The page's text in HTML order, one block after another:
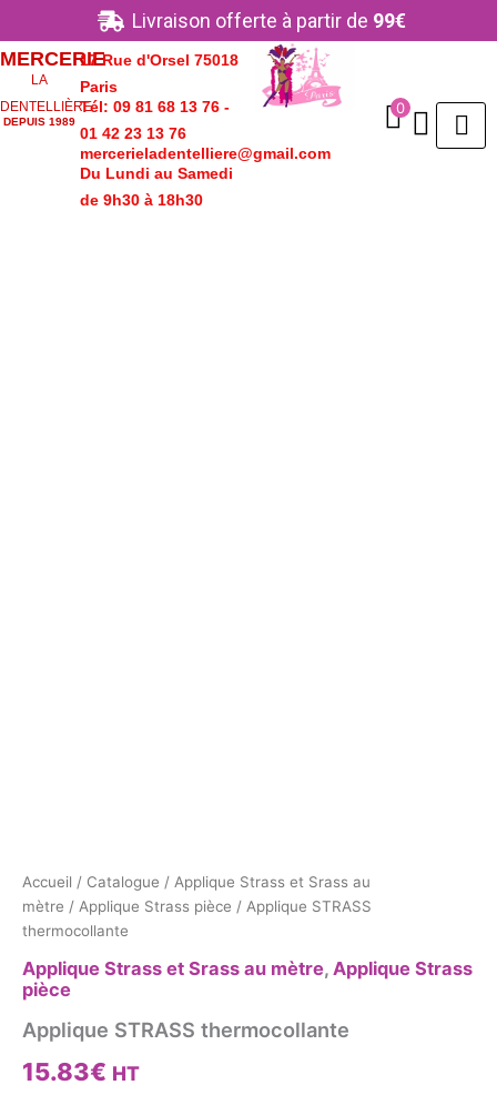
au
contenu
Livraison offerte à partir de 99€
MERCERIE
LA
DENTELLIÈRE
DEPUIS 1989
17 Rue d'Orsel 75018
Paris
Tél: 09 81 68 13 76 -
01 42 23 13 76
mercerieladentelliere@gmail.com
Du Lundi au Samedi
de 9h30 à 18h30
0
Accueil / Catalogue / Applique Strass et Srass au
mètre / Applique Strass pièce / Applique STRASS
thermocollante
Applique Strass et Srass au mètre, Applique Strass
pièce
Applique STRASS thermocollante
15.83€ HT